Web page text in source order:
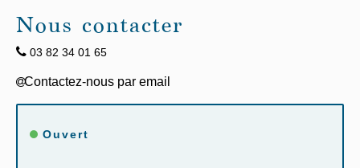
Nous contacter
03 82 34 01 65
Ouvert